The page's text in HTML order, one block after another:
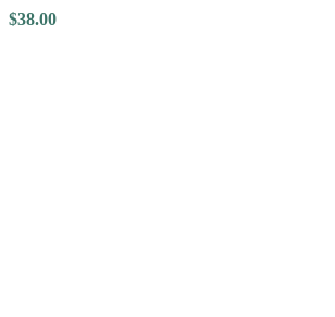
$38.00